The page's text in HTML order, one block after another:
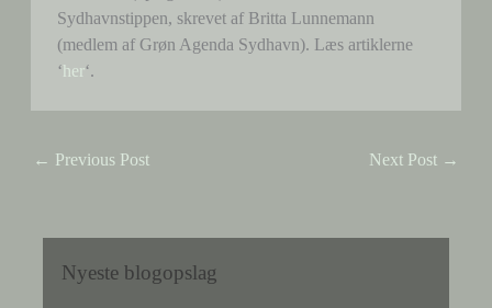
Sydhavnstippen, skrevet af Britta Lunnemann
(medlem af Grøn Agenda Sydhavn). Læs artiklerne
‘her‘.
← Previous Post Next Post →
Nyeste blogopslag